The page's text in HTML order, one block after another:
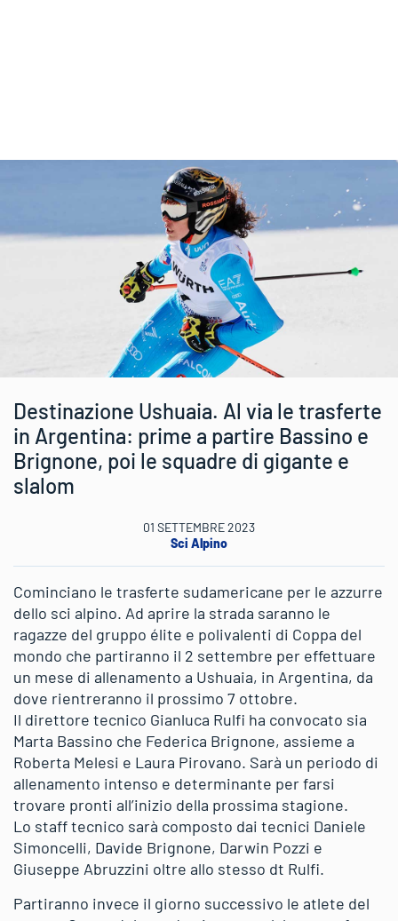
Destinazione Ushuaia. Al via le trasferte
in Argentina: prime a partire Bassino e
Brignone, poi le squadre di gigante e
slalom
01 SETTEMBRE 2023
Sci Alpino
Cominciano le trasferte sudamericane per le azzurre
dello sci alpino. Ad aprire la strada saranno le
ragazze del gruppo élite e polivalenti di Coppa del
mondo che partiranno il 2 settembre per effettuare
un mese di allenamento a Ushuaia, in Argentina, da
dove rientreranno il prossimo 7 ottobre.
Il direttore tecnico Gianluca Rulfi ha convocato sia
Marta Bassino che Federica Brignone, assieme a
Roberta Melesi e Laura Pirovano. Sarà un periodo di
allenamento intenso e determinante per farsi
trovare pronti all’inizio della prossima stagione.
Lo staff tecnico sarà composto dai tecnici Daniele
Simoncelli, Davide Brignone, Darwin Pozzi e
Giuseppe Abruzzini oltre allo stesso dt Rulfi.
Partiranno invece il giorno successivo le atlete del